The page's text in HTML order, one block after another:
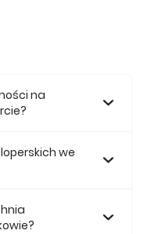
na
we